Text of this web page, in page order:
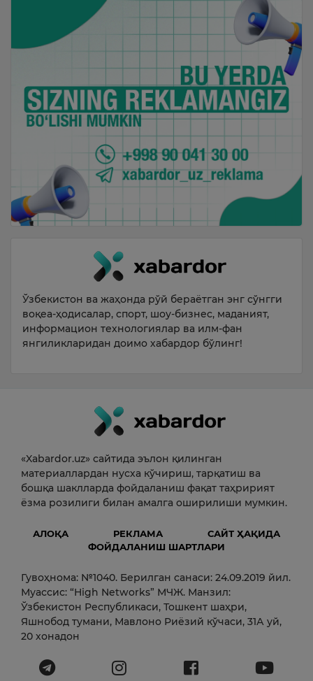
Ўзбекистон ва жаҳонда рўй бераётган энг сўнгги
воқеа-ҳодисалар, спорт, шоу-бизнес, маданият,
информацион технологиялар ва илм-фан
янгиликларидан доимо хабардор бўлинг!
«Xabardor.uz» сайтида эълон қилинган
материаллардан нусха кўчириш, тарқатиш ва
бошқа шаклларда фойдаланиш фақат таҳририят
ёзма розилиги билан амалга оширилиши мумкин.
АЛОҚА РЕКЛАМА
САЙТ ҲАҚИДА
ФОЙДАЛАНИШ ШАРТЛАРИ
Гувоҳнома: №1040. Берилган санаси: 24.09.2019 йил.
Муассис: “High Networks” МЧЖ. Манзил:
Ўзбекистон Республикаси, Тошкент шаҳри,
Яшнобод тумани, Мавлоно Риёзий кўчаси, 31А уй,
20 хонадон